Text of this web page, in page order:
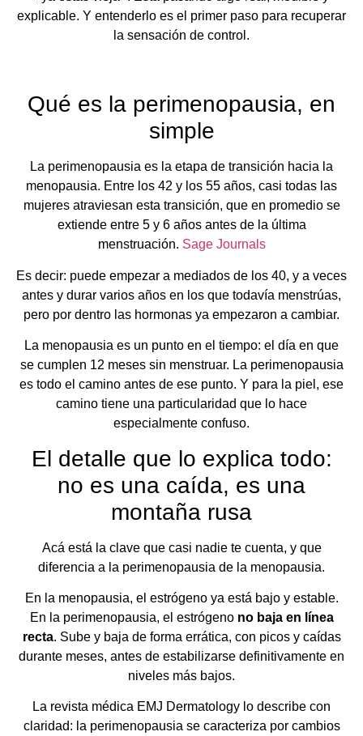
explicable. Y entenderlo es el primer paso para recuperar
la sensación de control.
Qué es la perimenopausia, en
simple
La perimenopausia es la etapa de transición hacia la
menopausia. Entre los 42 y los 55 años, casi todas las
mujeres atraviesan esta transición, que en promedio se
extiende entre 5 y 6 años antes de la última
menstruación. Sage Journals
Es decir: puede empezar a mediados de los 40, y a veces
antes y durar varios años en los que todavía menstrúas,
pero por dentro las hormonas ya empezaron a cambiar.
La menopausia es un punto en el tiempo: el día en que
se cumplen 12 meses sin menstruar. La perimenopausia
es todo el camino antes de ese punto. Y para la piel, ese
camino tiene una particularidad que lo hace
especialmente confuso.
El detalle que lo explica todo:
no es una caída, es una
montaña rusa
Acá está la clave que casi nadie te cuenta, y que
diferencia a la perimenopausia de la menopausia.
En la menopausia, el estrógeno ya está bajo y estable.
En la perimenopausia, el estrógeno no baja en línea
recta. Sube y baja de forma errática, con picos y caídas
durante meses, antes de estabilizarse definitivamente en
niveles más bajos.
La revista médica EMJ Dermatology lo describe con
claridad: la perimenopausia se caracteriza por cambios